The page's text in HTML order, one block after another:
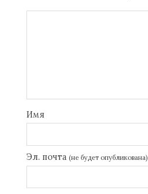
Имя
Эл. почта (не будет опубликована)